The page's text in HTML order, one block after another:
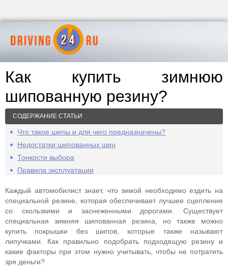
Как купить зимнюю
шипованную резину?
СОДЕРЖАНИЕ СТАТЬИ
Что такое шипы и для чего предназначены?
Недостатки шипованных шин
Тонкости выбора
Правила эксплуатации
Каждый автомобилист знает, что зимой необходимо ездить на
специальной резине, которая обеспечивает лучшее сцепление
со скользкими и заснеженными дорогами. Существует
специальная зимняя шипованная резина, но также можно
купить покрышки без шипов, которые также называют
липучками. Как правильно подобрать подходящую резину и
какие факторы при этом нужно учитывать, чтобы не потратить
зря деньги?